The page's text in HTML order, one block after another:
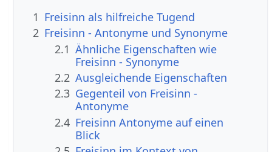
1 Freisinn als hilfreiche Tugend
2 Freisinn - Antonyme und Synonyme
2.1 Ähnliche Eigenschaften wie
Freisinn - Synonyme
2.2 Ausgleichende Eigenschaften
2.3 Gegenteil von Freisinn -
Antonyme
2.4 Freisinn Antonyme auf einen
Blick